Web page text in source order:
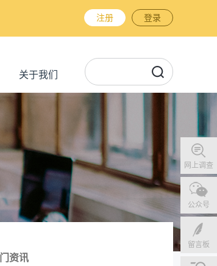
注册 登录
关于我们
网上调查
公众号
留言板
资讯